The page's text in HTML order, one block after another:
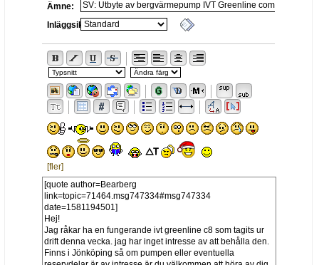
Ämne:
Inläggsikon:
[fler]